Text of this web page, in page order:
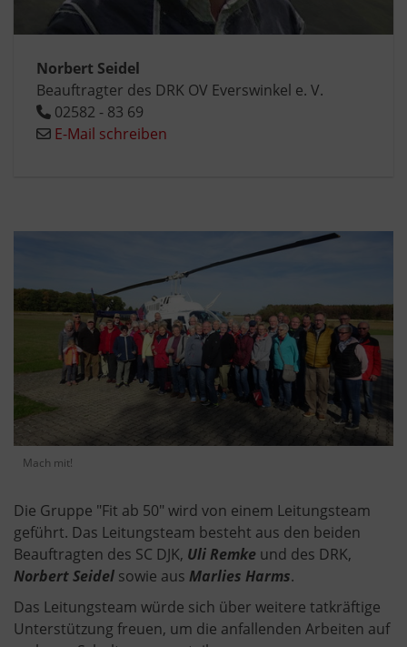
Norbert Seidel
Beauftragter des DRK OV Everswinkel e. V.
02582 - 83 69
E-Mail schreiben
Mach mit!
Die Gruppe "Fit ab 50" wird von einem Leitungsteam
geführt. Das Leitungsteam besteht aus den beiden
Beauftragten des SC DJK, Uli Remke und des DRK,
Norbert Seidel sowie aus Marlies Harms.
Das Leitungsteam würde sich über weitere tatkräftige
Unterstützung freuen, um die anfallenden Arbeiten auf